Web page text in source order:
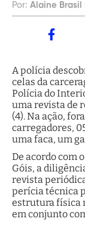
Por: Alaine Brasil
A polícia
celas da
Polícia do
uma revista de
(4). Na ação,
carregadores,
uma faca, um
De acordo com
Góis, a
revista
perícia técnica
estrutura física
em conjunto